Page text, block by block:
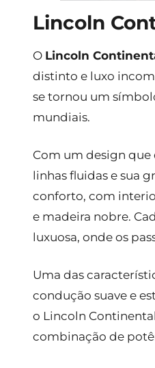
Lincoln
O Lincoln
distinto e luxo
se tornou um
mundiais.
Com um design que
linhas fluidas e sua
conforto, com
e madeira nobre.
luxuosa, onde os
Uma das
condução suave e
o Lincoln
combinação de